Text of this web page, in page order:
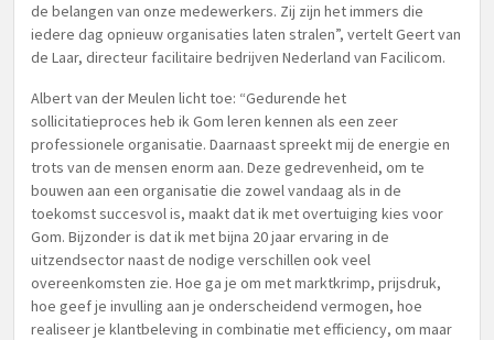
de belangen van onze medewerkers. Zij zijn het immers die
iedere dag opnieuw organisaties laten stralen”, vertelt Geert van
de Laar, directeur facilitaire bedrijven Nederland van Facilicom.
Albert van der Meulen licht toe: “Gedurende het
sollicitatieproces heb ik Gom leren kennen als een zeer
professionele organisatie. Daarnaast spreekt mij de energie en
trots van de mensen enorm aan. Deze gedrevenheid, om te
bouwen aan een organisatie die zowel vandaag als in de
toekomst succesvol is, maakt dat ik met overtuiging kies voor
Gom. Bijzonder is dat ik met bijna 20 jaar ervaring in de
uitzendsector naast de nodige verschillen ook veel
overeenkomsten zie. Hoe ga je om met marktkrimp, prijsdruk,
hoe geef je invulling aan je onderscheidend vermogen, hoe
realiseer je klantbeleving in combinatie met efficiency, om maar